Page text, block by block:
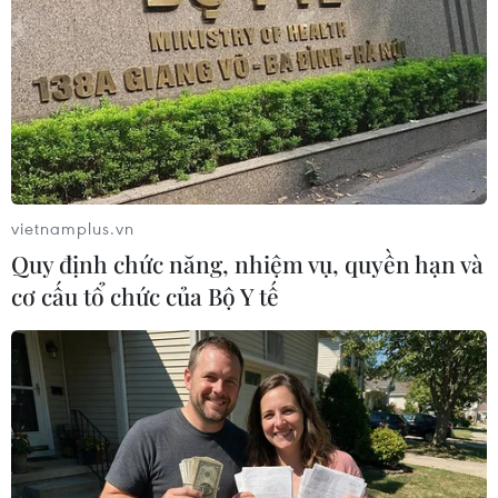
Theo dõi VietnamPlus
TIN LIÊN QUAN
vietnamplus.vn
Quy định chức năng, nhiệm vụ, quyền hạn và
cơ cấu tổ chức của Bộ Y tế